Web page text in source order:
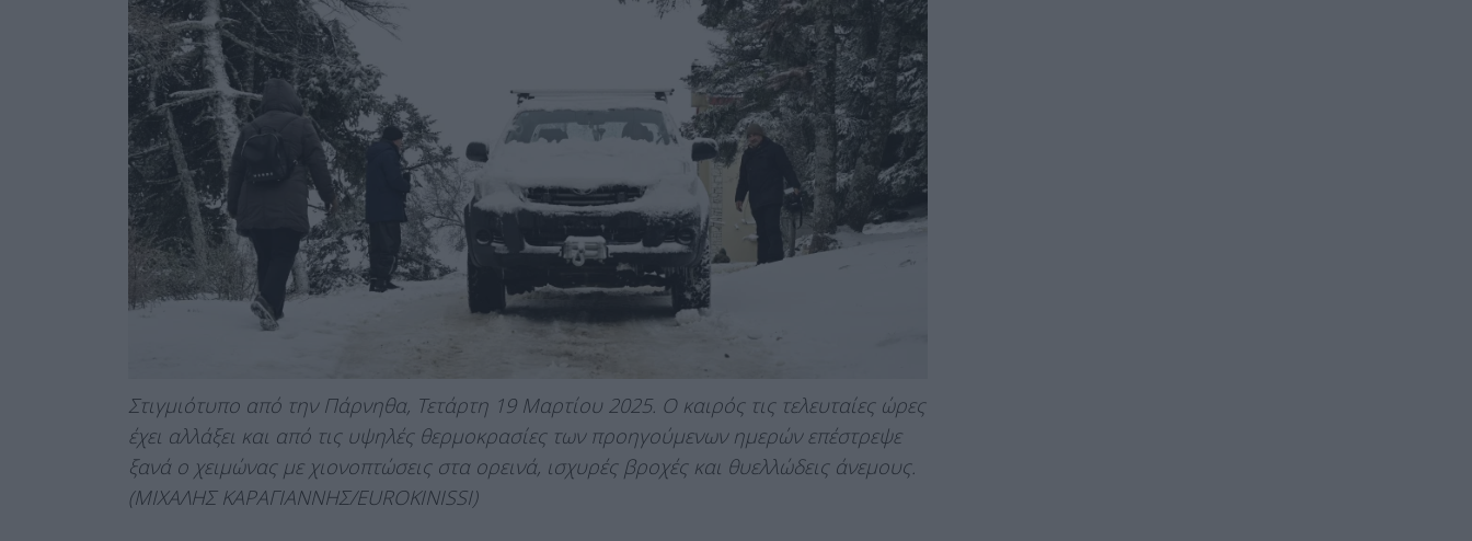
Στιγμιότυπο από την Πάρνηθα, Τετάρτη 19 Μαρτίου 2025. Ο καιρός τις τελευταίες ώρες
έχει αλλάξει και από τις υψηλές θερμοκρασίες των προηγούμενων ημερών επέστρεψε
ξανά ο χειμώνας με χιονοπτώσεις στα ορεινά, ισχυρές βροχές και θυελλώδεις άνεμους.
(ΜΙΧΑΛΗΣ ΚΑΡΑΓΙΑΝΝΗΣ/EUROKINISSI)